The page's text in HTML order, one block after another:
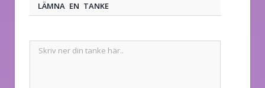
LÄMNA EN TANKE